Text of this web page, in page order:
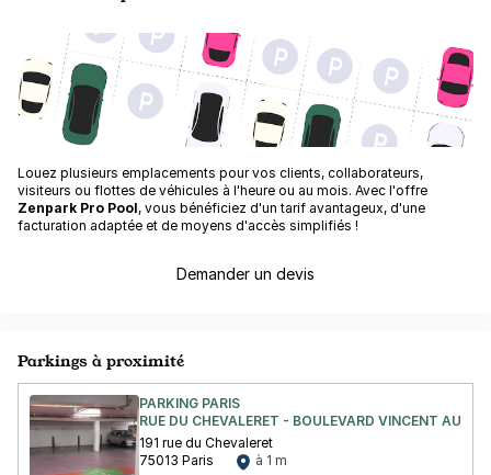
Louez plusieurs emplacements pour vos clients, collaborateurs,
visiteurs ou flottes de véhicules à l'heure ou au mois. Avec l'offre
Zenpark Pro Pool, vous bénéficiez d'un tarif avantageux, d'une
facturation adaptée et de moyens d'accès simplifiés !
Demander un devis
Parkings à proximité
PARKING PARIS
RUE DU CHEVALERET - BOULEVARD VINCENT
191 rue du Chevaleret
75013 Paris
à 1 m